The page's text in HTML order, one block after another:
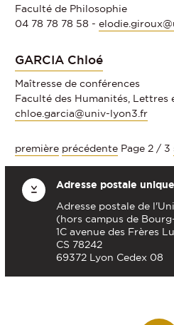
Faculté de Philosophie
04 78 78 78 58 -
GARCIA Chloé
Maîtresse de conférences
Faculté des Humanités, Lettres
chloe.garcia@univ-lyon3.fr
première précédente Page 2 / 3
Adresse postale unique
Adresse postale de
(hors campus de
1C avenue des Frères
CS 78242
69372 Lyon Cedex 08